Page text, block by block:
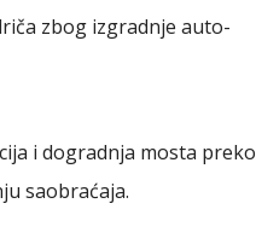
zbog izgradnje auto-
i dogradnja mosta preko
saobraćaja.